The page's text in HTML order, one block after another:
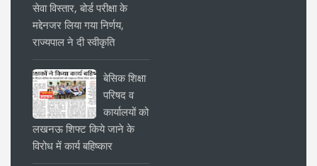
सेवा विस्तार, बोर्ड परीक्षा के
मद्देनजर लिया गया निर्णय,
राज्यपाल ने दी स्वीकृति
बेसिक शिक्षा
परिषद व
कार्यालयों को
लखनऊ शिफ्ट किये जाने के
विरोध में कार्य बहिष्कार